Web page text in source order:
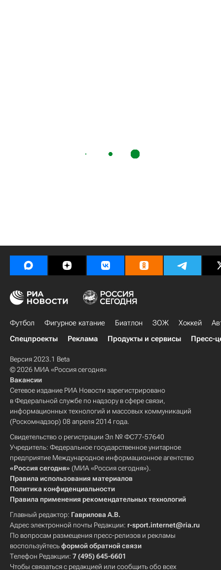
Футбол Фигурное катание Биатлон ЗОЖ Хоккей
Спецпроекты
Реклама Продукты и сервисы Пресс-
Версия 2023.1 Beta
© 2026 МИА «Россия сегодня»
Вакансии
Сетевое издание РИА Новости зарегистрировано
в Федеральной службе по надзору в сфере связи,
информационных технологий и массовых коммуникаций
(Роскомнадзор) 08 апреля 2014 года.
Свидетельство о регистрации Эл № ФС77-57640
Учредитель: Федеральное государственное унитарное
предприятие Международное информационное агентство
«Россия сегодня» (МИА «Россия сегодня»).
Правила использования материалов
Политика конфиденциальности
Правила применения рекомендательных технологий
Главный редактор: Гаврилова А.В.
Адрес электронной почты Редакции: r-sport.internet@ria.ru
По вопросам размещения пресс-релизов и рекламы
воспользуйтесьформой обратной связи
Телефон Редакции: 7 (495) 645-6601
Чтобы связаться с редакцией или сообщить обо всех